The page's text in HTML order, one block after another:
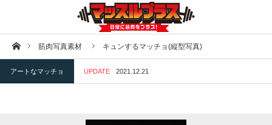
ホーム筋肉写真素材 キュンするマッチョ(縦型写真)
アートなマッチョ UPDATE 2021.12.21